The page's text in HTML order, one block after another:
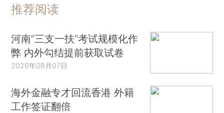
推荐阅读
河南“三支一扶”考试规模化作
弊 内外勾结提前获取试卷
2026年08月07日
海外金融专才回流香港 外籍
工作签证翻倍